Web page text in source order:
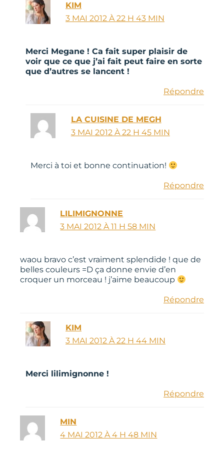
KIM
3 MAI 2012 À 22 H 43 MIN
Merci Megane ! Ca fait super plaisir de
voir que ce que j’ai fait peut faire en sorte
que d’autres se lancent !
Répondre
LA CUISINE DE MEGH
3 MAI 2012 À 22 H 45 MIN
Merci à toi et bonne continuation!
Répondre
LILIMIGNONNE
3 MAI 2012 À 11 H 58 MIN
waou bravo c’est vraiment splendide ! que de
belles couleurs =D ça donne envie d’en
croquer un morceau ! j’aime beaucoup
Répondre
KIM
3 MAI 2012 À 22 H 44 MIN
Merci lilimignonne !
Répondre
MIN
4 MAI 2012 À 4 H 48 MIN